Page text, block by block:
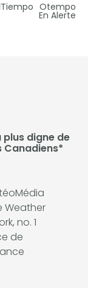
Otempo
En Alerte
digne de
Canadiens*